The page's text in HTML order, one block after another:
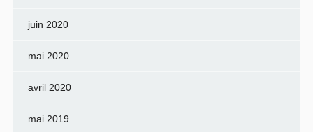
juin 2020
mai 2020
avril 2020
mai 2019